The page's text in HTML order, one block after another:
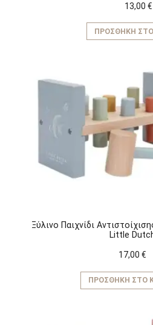
13,00 €
ΠΡΟΣΘΉΚΗ ΣΤΟ
Ξύλινο Παιχνίδι
Little
17,00 €
ΠΡΟΣΘΉΚΗ ΣΤΟ